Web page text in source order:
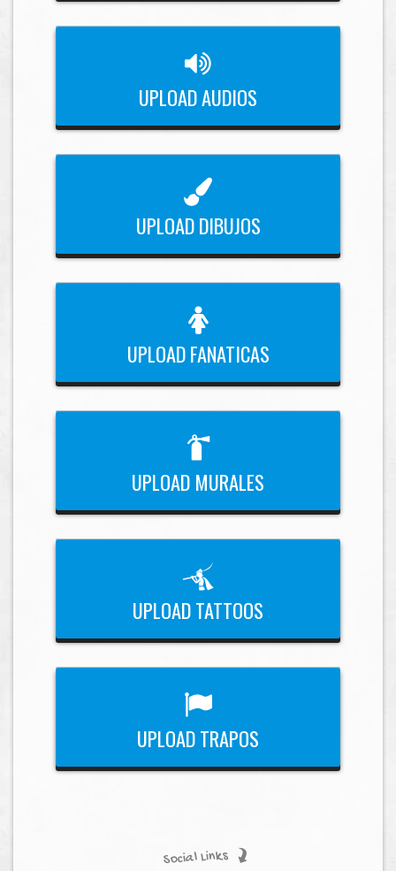
UPLOAD AUDIOS
UPLOAD DIBUJOS
UPLOAD FANATICAS
UPLOAD MURALES
UPLOAD TATTOOS
UPLOAD TRAPOS
Social Links